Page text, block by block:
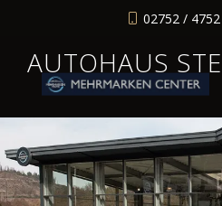
02752 /
AUTOHAUS